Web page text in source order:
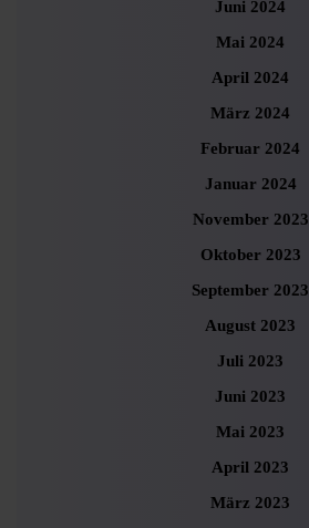
Juni 2024
Mai 2024
April 2024
März 2024
Februar 2024
Januar 2024
November 2023
Oktober 2023
September 2023
August 2023
Juli 2023
Juni 2023
Mai 2023
April 2023
März 2023